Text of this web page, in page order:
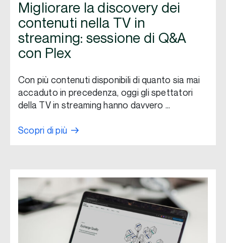
Migliorare la discovery dei
contenuti nella TV in
streaming: sessione di Q&A
con Plex
Con più contenuti disponibili di quanto sia mai
accaduto in precedenza, oggi gli spettatori
della TV in streaming hanno davvero …
Scopri di più